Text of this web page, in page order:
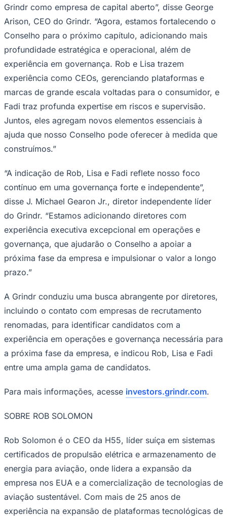
Para Sua Empresa
Anuncie no Portal
Verificar Empresa Novo
Anunciar VagasNovo
Publicidade Legal
NBA
NFL
UFC
Tênis (ATP)
MLB
NHL
Vôlei
NBB
Brasileirão Série B
Paulistão
Libertadores
Sul-Americana
Champions League
Premier League
Bundesliga
Times - Ir direto
Grindr como empresa de capital aberto”, disse George
Arison, CEO do Grindr. “Agora, estamos fortalecendo o
Conselho para o próximo capítulo, adicionando mais
profundidade estratégica e operacional, além de
experiência em governança. Rob e Lisa trazem
experiência como CEOs, gerenciando plataformas e
marcas de grande escala voltadas para o consumidor, e
Fadi traz profunda expertise em riscos e supervisão.
Juntos, eles agregam novos elementos essenciais à
ajuda que nosso Conselho pode oferecer à medida que
construímos.”
“A indicação de Rob, Lisa e Fadi reflete nosso foco
contínuo em uma governança forte e independente”,
disse J. Michael Gearon Jr., diretor independente líder
do Grindr. “Estamos adicionando diretores com
experiência executiva excepcional em operações e
governança, que ajudarão o Conselho a apoiar a
próxima fase da empresa e impulsionar o valor a longo
prazo.”
A Grindr conduziu uma busca abrangente por diretores,
incluindo o contato com empresas de recrutamento
renomadas, para identificar candidatos com a
experiência em operações e governança necessária para
a próxima fase da empresa, e indicou Rob, Lisa e Fadi
entre uma ampla gama de candidatos.
Para mais informações, acesse investors.grindr.com.
SOBRE ROB SOLOMON
Rob Solomon é o CEO da H55, líder suíça em sistemas
certificados de propulsão elétrica e armazenamento de
energia para aviação, onde lidera a expansão da
empresa nos EUA e a comercialização de tecnologias de
aviação sustentável. Com mais de 25 anos de
experiência na expansão de plataformas tecnológicas de